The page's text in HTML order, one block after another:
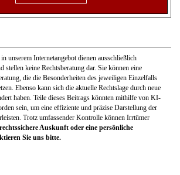
unserem Internetangebot dienen ausschließlich
stellen keine Rechtsberatung dar. Sie können eine
die die Besonderheiten des jeweiligen Einzelfalls
Ebenso kann sich die aktuelle Rechtslage durch neue
haben. Teile dieses Beitrags könnten mithilfe von KI-
sein, um eine effiziente und präzise Darstellung der
Trotz umfassender Kontrolle können Irrtümer
Auskunft oder eine persönliche
Sie uns bitte.